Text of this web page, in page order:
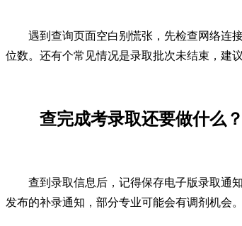
遇到查询页面空白别慌张，先检查网络连
位数。还有个常见情况是录取批次未结束，建
查完成考录取还要做什么？
查到录取信息后，记得保存电子版录取通
发布的补录通知，部分专业可能会有调剂机会。